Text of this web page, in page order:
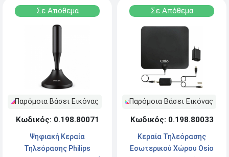
Σε Απόθεμα
Παρόμοια Βάσει Εικόνας
Κωδικός: 0.198.80071
Ψηφιακή Κεραία
Τηλεόρασης Philips
Σε Απόθεμα
Παρόμοια Βάσει Εικόνας
Κωδικός: 0.198.80033
Kεραία Τηλεόρασης
Εσωτερικού Χώρου Osio